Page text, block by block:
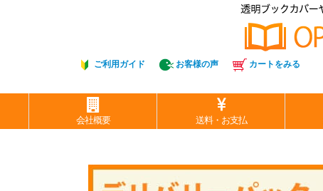
ご利用ガイド お客様の声 カートをみる
会社概要 送料・お支払